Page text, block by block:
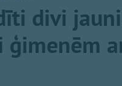
divi
ģimenēm